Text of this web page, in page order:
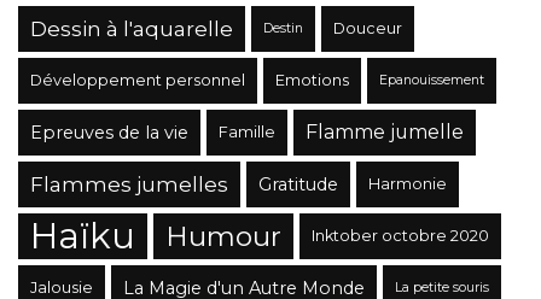
Dessin à l'aquarelle Destin Douceur
Développement personnel Emotions Epanouissement
Epreuves de la vie Famille Flamme jumelle
Flammes jumelles Gratitude Harmonie
Haïku Humour Inktober octobre 2020
Jalousie La Magie d'un Autre Monde La petite souris